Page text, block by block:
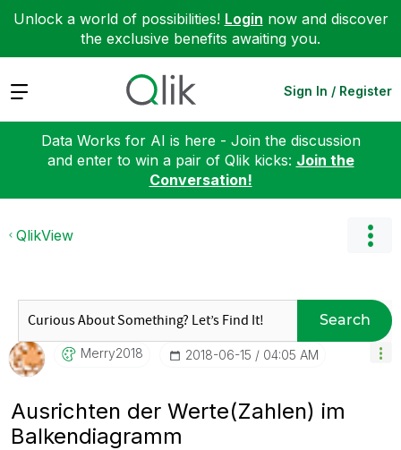
Unlock a world of possibilities! Login now and discover
the exclusive benefits awaiting you.
Expand Sign In / Register
Data Works for AI is here - Join the discussion
and enter to win a pair of Qlik kicks: Join the
Conversation!
QlikView
Search
Merry2018 ‎2018-06-15 04:05 AM
Ausrichten der Werte(Zahlen) im
Balkendiagramm